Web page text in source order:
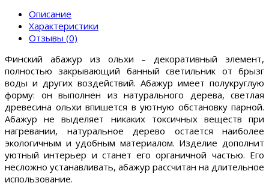
Описание
Характеристики
Отзывы (0)
Финский абажур из ольхи – декоративный элемент,
полностью закрывающий банный светильник от брызг
воды и других воздействий. Абажур имеет полукруглую
форму: он выполнен из натурального дерева, светлая
древесина ольхи впишется в уютную обстановку парной.
Абажур не выделяет никаких токсичных веществ при
нагревании, натуральное дерево остается наиболее
экологичным и удобным материалом. Изделие дополнит
уютный интерьер и станет его органичной частью. Его
несложно устанавливать, абажур рассчитан на длительное
использование.